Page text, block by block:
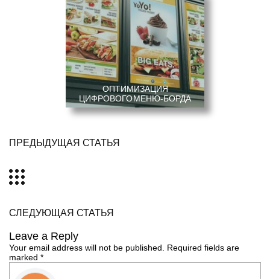
ОПТИМИЗАЦИЯ
ЦИФРОВОГО МЕНЮ-БОРДА
ПРЕДЫДУЩАЯ СТАТЬЯ
СЛЕДУЮЩАЯ СТАТЬЯ
Leave a Reply
Your email address will not be published. Required fields are
marked *